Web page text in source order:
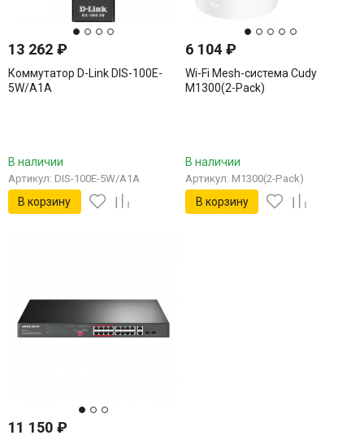
13 262 ₽
Коммутатор D-Link DIS-100E-
5W/A1A
В наличии
Артикул: DIS-100E-5W/A1A
В корзину
6 104₽
Wi-Fi Mesh-система Cudy
M1300(2-Pack)
В наличии
Артикул: M1300(2-Pack)
В корзину
11 150 ₽